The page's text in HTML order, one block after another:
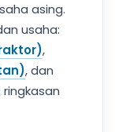
asing.
usaha:
,
, dan
ringkasan